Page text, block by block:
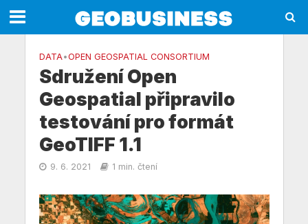
DATA•OPEN GEOSPATIAL CONSORTIUM
Sdružení Open
Geospatial připravilo
testování pro formát
GeoTIFF 1.1
9. 6. 2021 1 min. čtení